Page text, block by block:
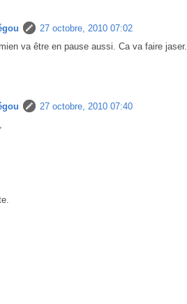
27 octobre, 2010 07:02
va être en pause aussi. Ca va faire jaser.
27 octobre, 2010 07:40